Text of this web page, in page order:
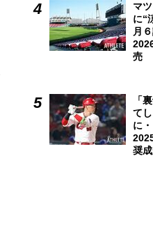
マ
に“
月
売
「
て
に
奨